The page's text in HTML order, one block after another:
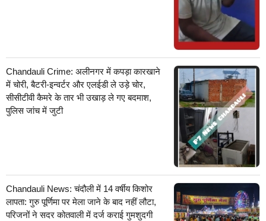
Chandauli Crime: अलीनगर में कपड़ा कारखाने
में चोरी, बैटरी-इन्वर्टर और एलईडी ले उड़े चोर,
सीसीटीवी कैमरे के तार भी उखाड़ ले गए बदमाश,
पुलिस जांच में जुटी
Chandauli News: चंदौली में 14 वर्षीय किशोर
लापता: गुरु पूर्णिमा पर मेला जाने के बाद नहीं लौटा,
परिजनों ने सदर कोतवाली में दर्ज कराई गुमशुदगी